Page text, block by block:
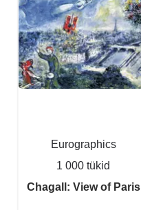
Eurographics
1 000 tükid
Chagall: View of Paris